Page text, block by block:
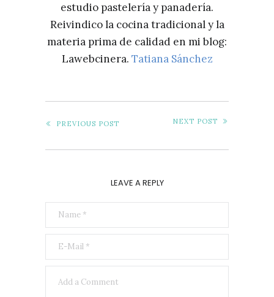
estudio pastelería y panadería.
Reivindico la cocina tradicional y la
materia prima de calidad en mi blog:
Lawebcinera. Tatiana Sánchez
PREVIOUS POST NEXT POST
LEAVE A REPLY